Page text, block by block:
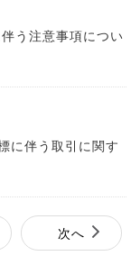
う注意事項につい
に伴う取引に関す
次へ